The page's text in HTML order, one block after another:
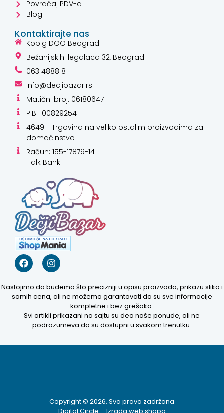
Povraćaj PDV-a
Blog
Kontaktirajte nas
Kobig DOO Beograd
Bežanijskih ilegalaca 32, Beograd
063 4888 81
info@decjibazar.rs
Matični broj: 06180647
PIB: 100829254
4649 - Trgovina na veliko ostalim proizvodima za
domaćinstvo
Račun: 155-17879-14
Halk Bank
Nastojimo da budemo što precizniji u opisu proizvoda, prikazu slika i
samih cena, ali ne možemo garantovati da su sve informacije
kompletne i bez grešaka.
Svi artikli prikazani na sajtu su deo naše ponude, ali ne
podrazumeva da su dostupni u svakom trenutku.
Copyright © 2026. Sva prava zadržana